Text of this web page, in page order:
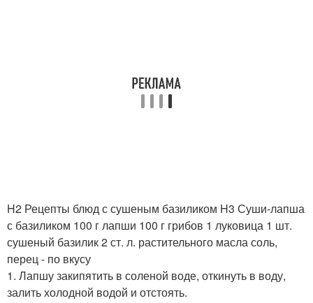
Базилик на зиму
Базилик с оливковым
H2 Рецепты блюд с сушеным базиликом H3 Суши-лапша
с базиликом 100 г лапши 100 г грибов 1 луковица 1 шт.
сушеный базилик 2 ст. л. растительного масла соль,
перец - по вкусу
1. Лапшу закипятить в соленой воде, откинуть в воду,
залить холодной водой и отстоять.